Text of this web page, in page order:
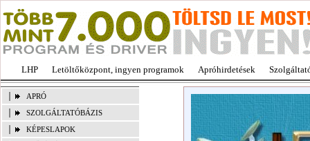
LHP Letöltőközpont, ingyen programok Apróhirdetések
APRÓ
SZOLGÁLTATÓBÁZIS
KÉPESLAPOK